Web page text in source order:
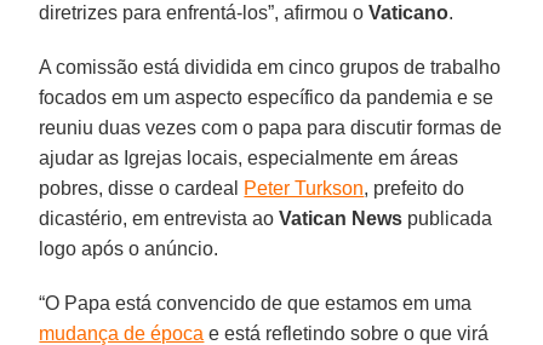
diretrizes para enfrentá-los”, afirmou oVaticano.
A comissão está dividida em cinco grupos de trabalho
focados em um aspecto específico da pandemia e se
reuniu duas vezes com o papa para discutir formas de
ajudar as Igrejas locais, especialmente em áreas
pobres, disse o cardeal Peter Turkson, prefeito do
dicastério, em entrevista aoVatican News publicada
logo após o anúncio.
“O Papa está convencido de que estamos em uma
mudança de época e está refletindo sobre o que virá